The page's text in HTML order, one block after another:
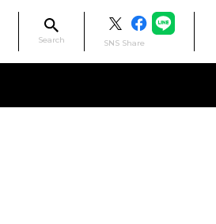
Search SNS Share